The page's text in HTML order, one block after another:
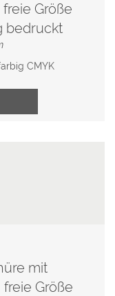
Größe
bedruckt
CMYK
mit
Größe